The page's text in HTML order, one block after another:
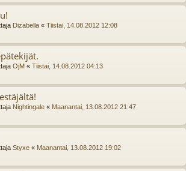
Dizabella « Tiistai, 14.08.2012 12:08
OjM « Tiistai, 14.08.2012 04:13
Nightingale « Maanantai, 13.08.2012 21:47
Styxe « Maanantai, 13.08.2012 19:02